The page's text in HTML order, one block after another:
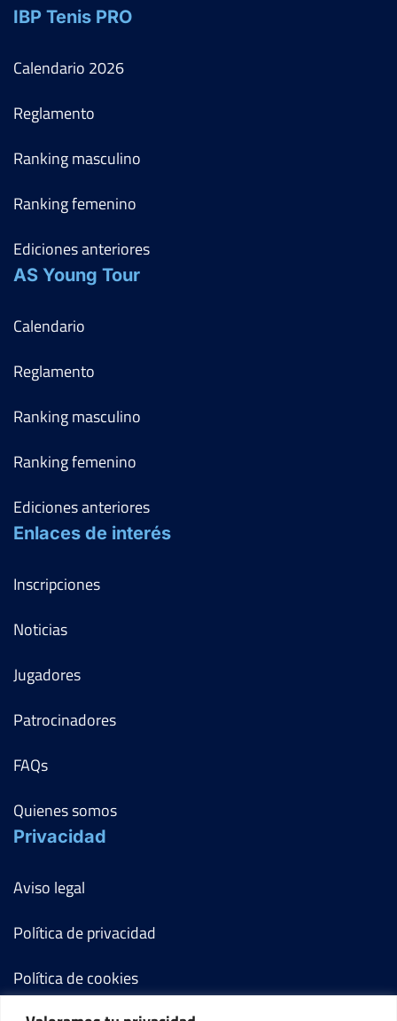
IBP Tenis PRO
Calendario 2026
Reglamento
Ranking masculino
Ranking femenino
Ediciones anteriores
AS Young Tour
Calendario
Reglamento
Ranking masculino
Ranking femenino
Ediciones anteriores
Enlaces de interés
Inscripciones
Noticias
Jugadores
Patrocinadores
FAQs
Quienes somos
Privacidad
Aviso legal
Política de privacidad
Política de cookies